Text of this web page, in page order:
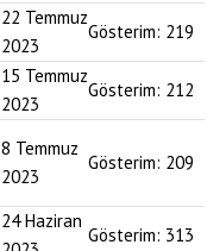
22 Temmuz
2023
Gösterim: 219
15 Temmuz
2023
Gösterim: 212
8 Temmuz
2023
Gösterim: 209
24 Haziran
Gösterim: 313